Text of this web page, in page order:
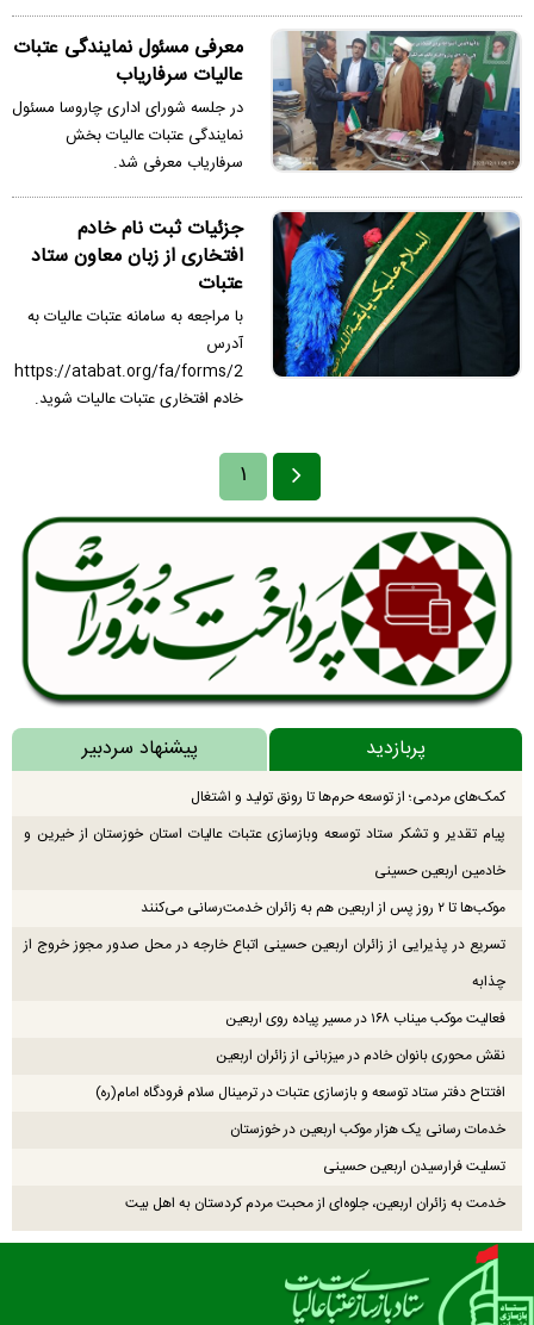
معرفی مسئول نمایندگی عتبات
عالیات سرفاریاب
در جلسه شورای اداری چاروسا مسئول
نمایندگی عتبات عالیات بخش
سرفاریاب معرفی شد.
جزئیات ثبت نام خادم
افتخاری از زبان معاون ستاد
عتبات
با مراجعه به سامانه عتبات عالیات به
آدرس
https://atabat.org/fa/forms/2
خادم افتخاری عتبات عالیات شوید.
۱
پربازدید پیشنهاد سردبیر
کمک‌های مردمی؛ از توسعه حرم‌ها تا رونق تولید و اشتغال
پیام تقدیر و تشکر ستاد توسعه وبازسازی عتبات عالیات استان خوزستان از خیرین و
خادمین اربعین حسینی
موکب‌ها تا ۲ روز پس از اربعین هم به زائران خدمت‌رسانی می‌کنند
تسریع در پذیرایی از زائران اربعین حسینی اتباع خارجه در محل صدور مجوز خروج از
چذابه
فعالیت موکب میناب ۱۶۸ در مسیر پیاده روی اربعین
نقش محوری بانوان خادم در میزبانی از زائران اربعین
افتتاح دفتر ستاد توسعه و بازسازی عتبات در ترمینال سلام فرودگاه امام(ره)
خدمات رسانی یک هزار موکب اربعین در خوزستان
تسلیت فرارسیدن اربعین حسینی
خدمت به زائران اربعین، جلوه‌ای از محبت مردم کردستان به اهل بیت